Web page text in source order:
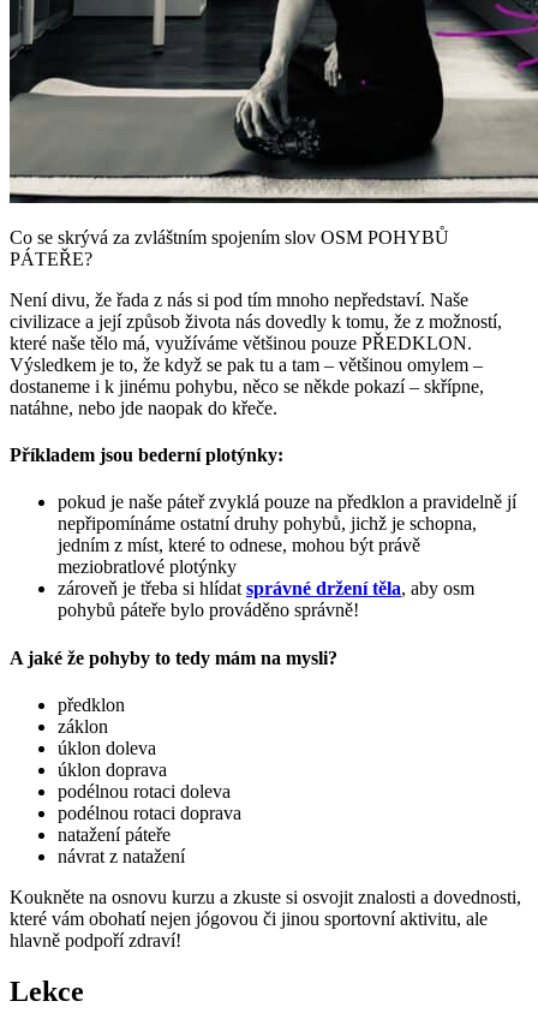
Co se skrývá za zvláštním spojením slov OSM POHYBŮ
PÁTEŘE?
Není divu, že řada z nás si pod tím mnoho nepředstaví. Naše
civilizace a její způsob života nás dovedly k tomu, že z možností,
které naše tělo má, využíváme většinou pouze PŘEDKLON.
Výsledkem je to, že když se pak tu a tam – většinou omylem –
dostaneme i k jinému pohybu, něco se někde pokazí – skřípne,
natáhne, nebo jde naopak do křeče.
Příkladem jsou bederní plotýnky:
pokud je naše páteř zvyklá pouze na předklon a pravidelně jí
nepřipomínáme ostatní druhy pohybů, jichž je schopna,
jedním z míst, které to odnese, mohou být právě
meziobratlové plotýnky
zároveň je třeba si hlídat správné držení těla, aby osm
pohybů páteře bylo prováděno správně!
A jaké že pohyby to tedy mám na mysli?
předklon
záklon
úklon doleva
úklon doprava
podélnou rotaci doleva
podélnou rotaci doprava
natažení páteře
návrat z natažení
Koukněte na osnovu kurzu a zkuste si osvojit znalosti a dovednosti,
které vám obohatí nejen jógovou či jinou sportovní aktivitu, ale
hlavně podpoří zdraví!
Lekce